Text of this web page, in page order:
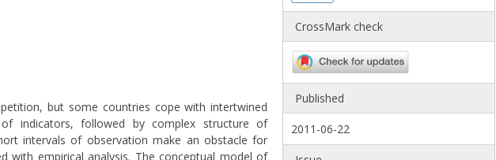
but some countries cope with intertwined
indicators, followed by complex structure of
intervals of observation make an obstacle for
with empirical analysis. The conceptual model of
CrossMark check
Published
2011-06-22